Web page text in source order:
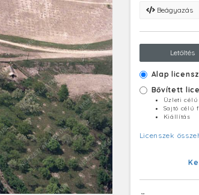
Beágyazás
Letöltés
Alap licensz
Bővített
Üzleti
Sajtó célú
Kiállítás
Licenszek